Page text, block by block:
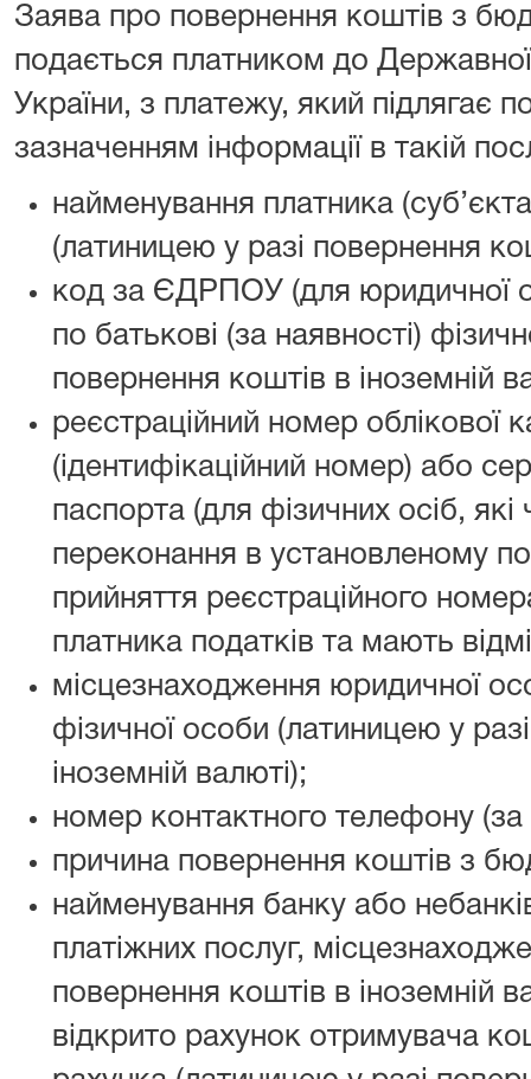
Заява про повернення коштів з
подається платником до Державної
України, з платежу, який підлягає
зазначенням інформації в такій
найменування платника
(латиницею у разі повернення
код за ЄДРПОУ (для юридичної
по батькові (за наявності)
повернення коштів в іноземній
реєстраційний номер облікової
(ідентифікаційний номер) або
паспорта (для фізичних осіб, які
переконання в установленому
прийняття реєстраційного
платника податків та мають
місцезнаходження юридичної
фізичної особи (латиницею у
іноземній валюті);
номер контактного телефону
причина повернення коштів з
найменування банку або
платіжних послуг,
повернення коштів в іноземній
відкрито рахунок отримувача